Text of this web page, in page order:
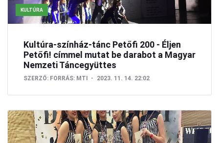
KULTÚRA
Kultúra-színház-tánc Petőfi 200 - Éljen
Petőfi! címmel mutat be darabot a Magyar
Nemzeti Táncegyüttes
SZERZŐ: FORRÁS: MTI 2023. 11. 14. 22:02